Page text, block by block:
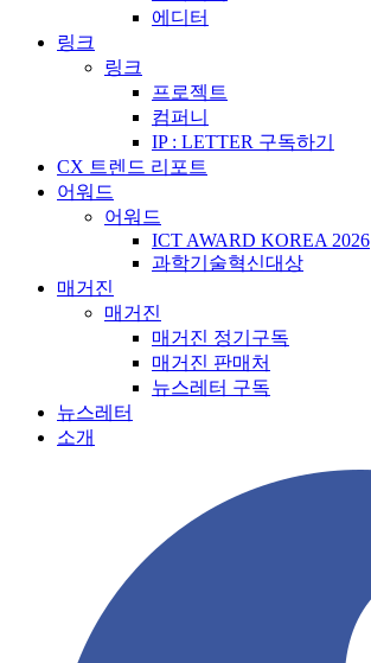
에디터
링크
링크
프로젝트
컴퍼니
IP : LETTER 구독하기
CX 트렌드 리포트
어워드
어워드
ICT AWARD KOREA 2026
과학기술혁신대상
매거진
매거진
매거진 정기구독
매거진 판매처
뉴스레터 구독
뉴스레터
소개